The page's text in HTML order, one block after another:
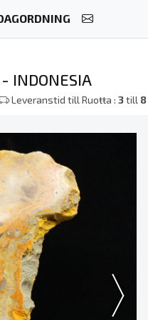
INDONESIA
Leveranstid till Ruoŧŧa :3till 8